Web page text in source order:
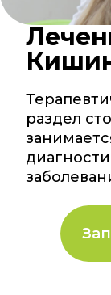
раздел